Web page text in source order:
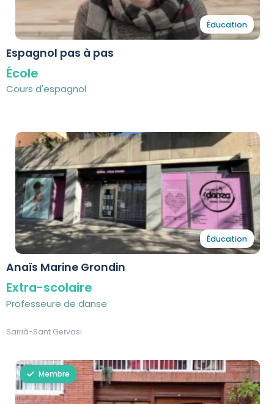
Éducation
Espagnol pas à pas
École
Cours d'espagnol
Éducation
Anaïs Marine Grondin
Extra-scolaire
Professeure de danse
Sarrià-Sant Gervasi
Membre